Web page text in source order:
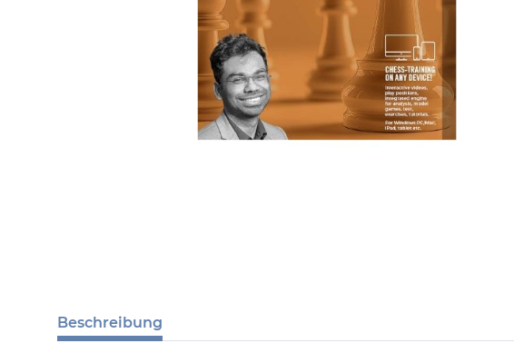
Beschreibung